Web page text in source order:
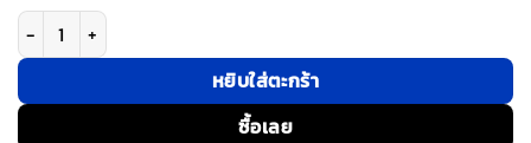
จำนวน WiWU รุ่น Dynamic Pro - เคส iPhone 17 - สี Clear ชิ้น
หยิบใส่ตะกร้า
ซื้อเลย